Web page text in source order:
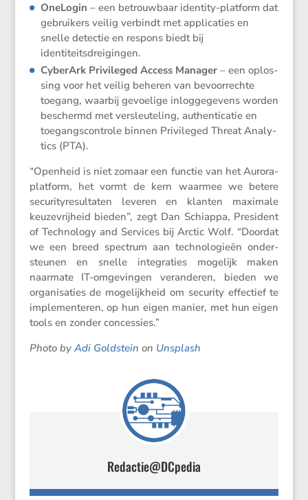
OneLogin – een betrouw­baar identity-platform dat
gebrui­kers veilig verbindt met appli­ca­ties en
snelle detectie en respons biedt bij
identiteitsdreigingen.
CyberArk Privi­leged Access Manager – een oplos­
sing voor het veilig beheren van bevoor­rechte
toegang, waarbij gevoe­lige inlog­ge­ge­vens worden
beschermd met versleu­te­ling, authen­ti­catie en
toegangs­con­trole binnen Privi­leged Threat Analy­
tics (PTA).
“Openheid is niet zomaar een functie van het Aurora-
platform, het vormt de kern waarmee we betere
securi­ty­re­sul­taten leveren en klanten maximale
keuze­vrij­heid bieden”, zegt Dan Schiappa, Presi­dent
of Techno­logy and Services bij Arctic Wolf. “Doordat
we een breed spectrum aan techno­lo­gieën onder­
steunen en snelle integra­ties mogelijk maken
naarmate IT-omgevingen veran­deren, bieden we
organi­sa­ties de mogelijk­heid om security effec­tief te
imple­men­teren, op hun eigen manier, met hun eigen
tools en zonder concessies.”
Photo by Adi Goldstein on Unsplash
Redactie@DCpedia